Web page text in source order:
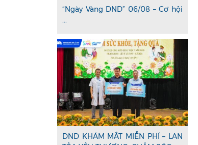
“Ngày Vàng DND” 06/08 – Cơ hội
...
DND KHÁM MẮT MIỄN PHÍ – LAN